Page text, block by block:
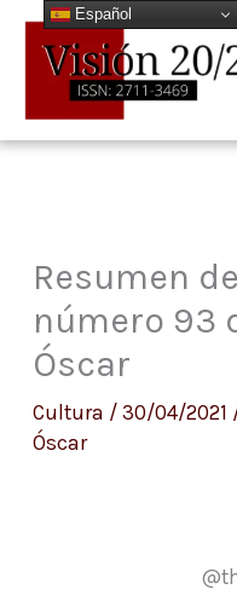
contenido
Resumen
número 93
Óscar
Cultura / 30/04/2021
Óscar
Español